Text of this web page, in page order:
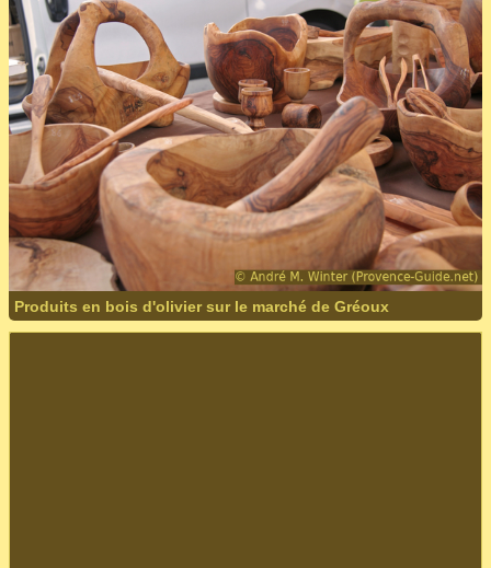
Produits en bois d'olivier sur le marché de Gréoux